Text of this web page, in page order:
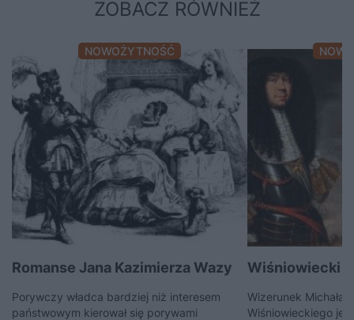
ZOBACZ RÓWNIEŻ
NOWOŻYTNOŚĆ
Romanse Jana Kazimierza Wazy
Porywczy władca bardziej niż interesem
państwowym kierował się porywami
Wiśniowiecki
Wizerunek Michała
Wiśniowieckiego